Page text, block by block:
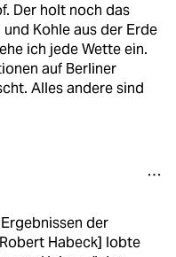
Der holt noch das
Kohle aus der Erde
ich jede Wette ein.
auf Berliner
Alles andere sind
der
Habeck] lobte